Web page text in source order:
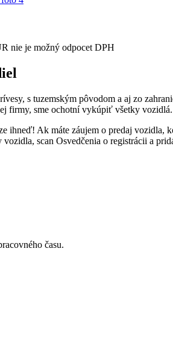
nie je možný odpocet DPH
s tuzemským pôvodom a aj zo
firmy, sme ochotní vykúpiť všetky vozidlá.
Ak máte záujem o predaj vozidla,
scan Osvedčenia o registrácii a
času.